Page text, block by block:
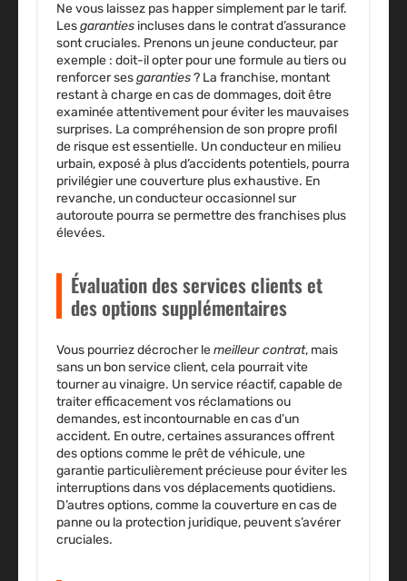
Ne vous laissez pas happer simplement par le tarif.
Lesgaranties incluses dans lecontrat d’assurance
sont cruciales. Prenons un jeune conducteur, par
exemple : doit-il opter pour uneformule au tiersou
renforcer sesgaranties? La franchise, montant
restant à charge en cas dedommages, doit être
examinée attentivement pour éviter les mauvaises
surprises. La compréhension de son propre profil
de risque est essentielle. Un conducteur en milieu
urbain, exposé à plus d’accidents potentiels, pourra
privilégier une couverture plus exhaustive. En
revanche, un conducteur occasionnel sur
autoroute pourra se permettre des franchises plus
élevées.
Évaluation des services clients et
des options supplémentaires
Vous pourriez décrocher lemeilleur contrat, mais
sans un bon service client, cela pourrait vite
tourner au vinaigre. Un service réactif, capable de
traiter efficacement vos réclamations ou
demandes, est incontournable en cas d’un
accident. En outre, certainesassurancesoffrent
des options comme le prêt de véhicule, une
garantie particulièrement précieuse pour éviter les
interruptions dans vos déplacements quotidiens.
D’autres options, comme la couverture en cas de
panne ou la protection juridique, peuvent s’avérer
cruciales.